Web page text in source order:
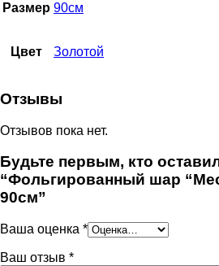
Размер 90см
Цвет Золотой
Отзывы
Отзывов пока нет.
Будьте первым, кто
“Фольгированный шар
90см”
Ваша оценка *
Ваш отзыв *